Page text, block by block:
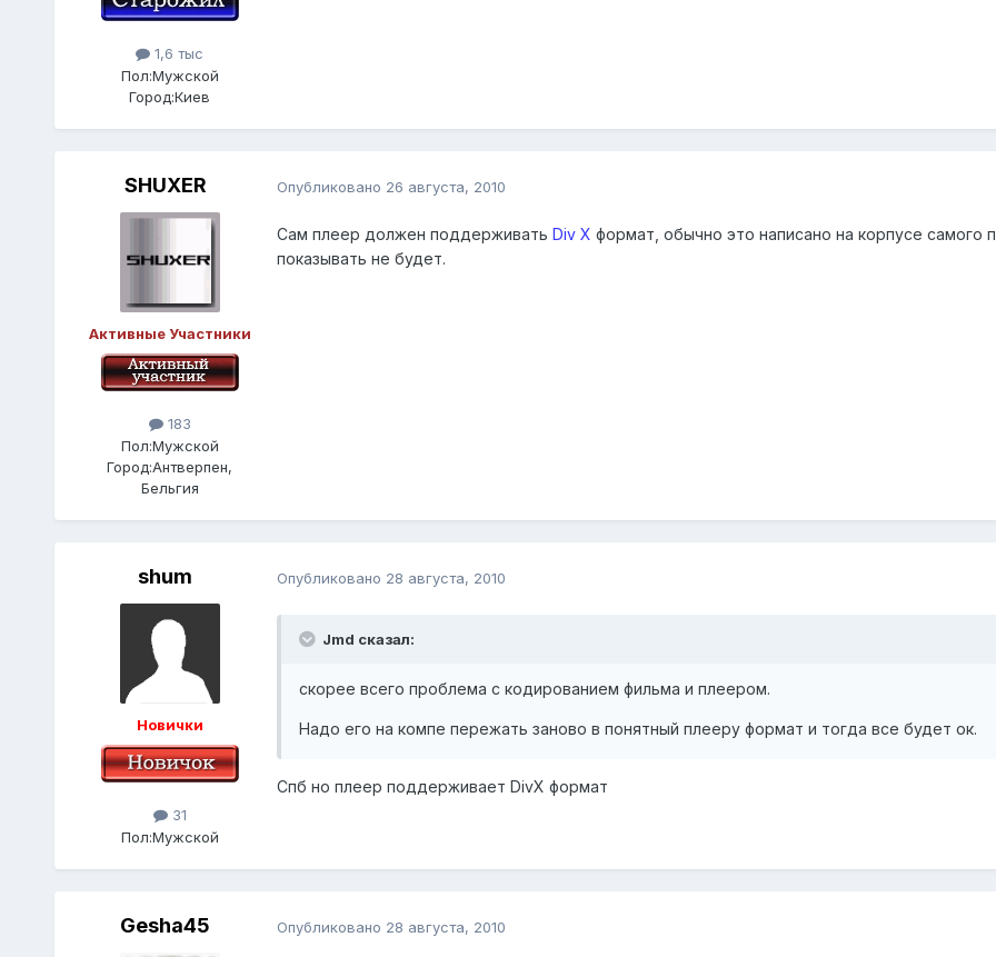
1,6 тыс
Пол:Мужской
Город:Киев
SHUXER
Активные Участники
183
Пол:Мужской
Город:Антверпен,
Бельгия
Опубликовано 26 августа, 2010
Сам плеер должен поддерживать Div X формат, обычно это написано на корпусе самого
показывать не будет.
shum
Новички
31
Пол:Мужской
Опубликовано 28 августа, 2010
Jmd сказал:
скорее всего проблема с кодированием фильма и плеером.
Надо его на компе пережать заново в понятный плееру формат и тогда все будет ок.
Спб но плеер поддерживает DivX формат
Gesha45 Опубликовано 28 августа, 2010